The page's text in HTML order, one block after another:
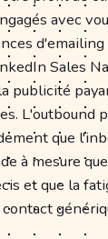
avec
d'emailing
Sales
publicité
L'outbound
que
à mesure
et que la